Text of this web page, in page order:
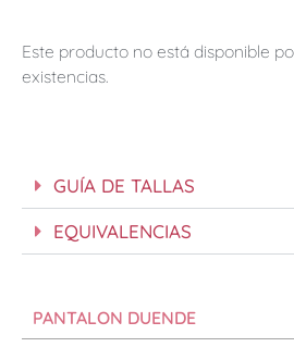
Este producto no está disponible
existencias.
GUÍA DE TALLAS
EQUIVALENCIAS
PANTALON DUENDE